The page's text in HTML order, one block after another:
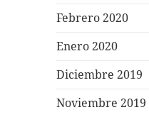
Febrero 2020
Enero 2020
Diciembre 2019
Noviembre 2019